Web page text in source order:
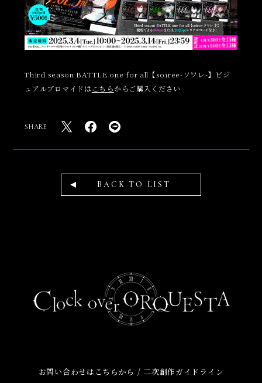
Third season BATTLE one for all【soiree-ソワレ-】ビジ
ュアルブロマイドはこちらからご購入ください
SHARE
BACK TO LIST
お問い合わせはこちらから /二次創作ガイドライン